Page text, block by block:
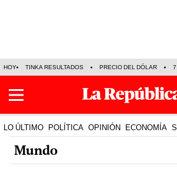
HOY TINKA RESULTADOS PRECIO DEL DÓLAR 7
LO ÚLTIMO POLÍTICA OPINIÓN ECONOMÍA
Mundo